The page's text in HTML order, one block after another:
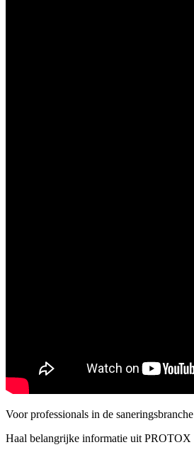
Voor professionals in de saneringsbranche
Haal belangrijke informatie uit PROTOX